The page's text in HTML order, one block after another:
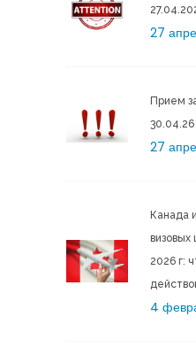
27
Прием
30.04.26
27
Канада
визовых
2026 г:
4